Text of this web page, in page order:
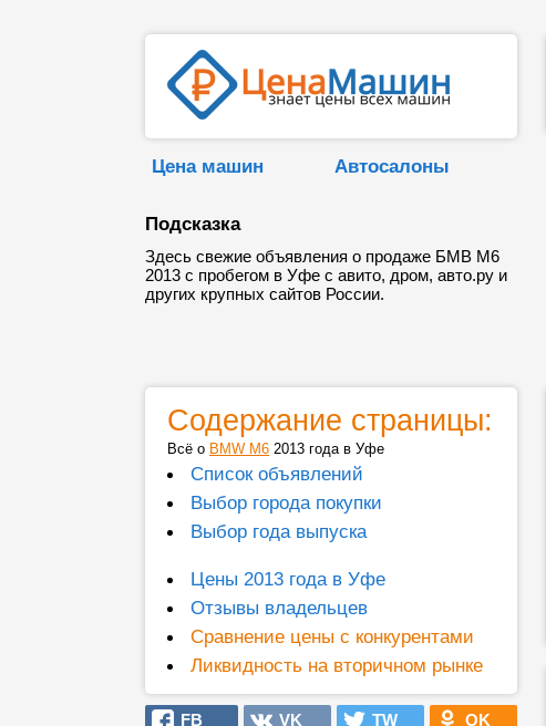
Цена машин Автосалоны
Подсказка
Здесь свежие объявления о продаже БМВ М6
2013 с пробегом в Уфе с авито, дром, авто.ру и
других крупных сайтов России.
Содержание страницы:
Всё о BMW M6 2013 года в Уфе
Список объявлений
Выбор города покупки
Выбор года выпуска
Цены 2013 года в Уфе
Отзывы владельцев
Сравнение цены с конкурентами
Ликвидность на вторичном рынке
FB VK TW OK